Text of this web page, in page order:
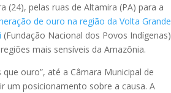
(24), pelas ruas de Altamira (PA) para a
de ouro na região da Volta Grande
(Fundação Nacional dos Povos Indígenas)
mais sensíveis da Amazônia.
ouro”, até a Câmara Municipal de
um posicionamento sobre a causa. A